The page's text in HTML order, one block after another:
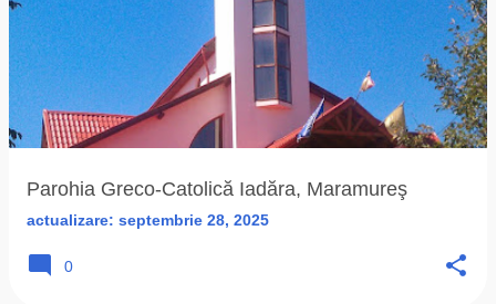
Parohia Greco-Catolică Iadăra, Maramureş
actualizare: septembrie 28, 2025
0